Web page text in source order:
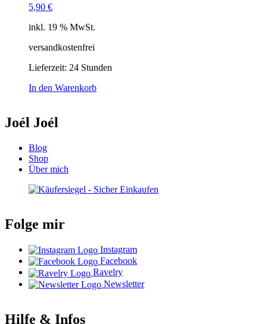
5,90 €
inkl. 19 % MwSt.
versandkostenfrei
Lieferzeit: 24 Stunden
In den Warenkorb
Joél Joél
Blog
Shop
Über mich
Folge mir
Instagram
Facebook
Ravelry
Newsletter
Hilfe & Infos